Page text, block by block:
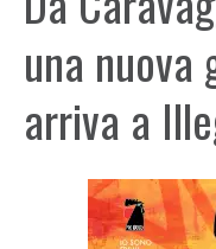
una nuova
arriva a